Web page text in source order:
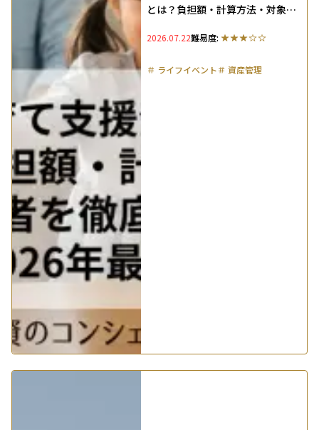
とは？負担額・計算方法・対象者
2026.07.22難易度:
＃ ライフイベント＃ 資産管理